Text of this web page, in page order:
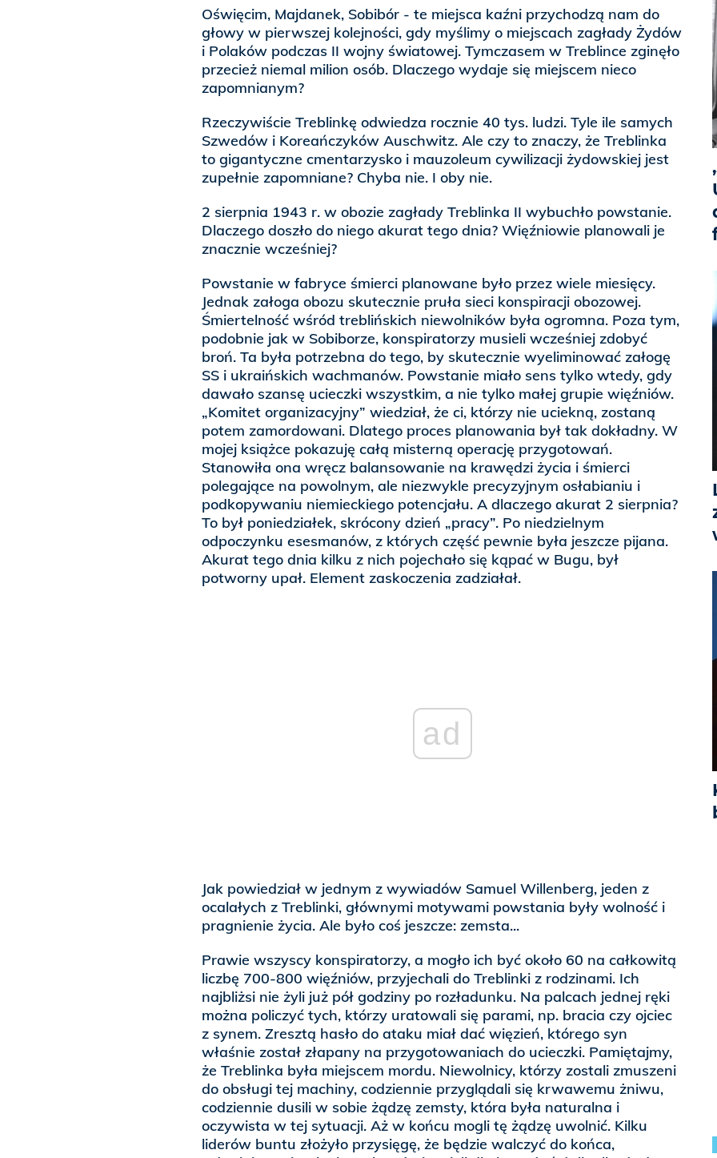
Oświęcim, Majdanek, Sobibór - te miejsca kaźni przychodzą nam do
głowy w pierwszej kolejności, gdy myślimy o miejscach zagłady Żydów
i Polaków podczas II wojny światowej. Tymczasem w Treblince zginęło
przecież niemal milion osób. Dlaczego wydaje się miejscem nieco
zapomnianym?
Rzeczywiście Treblinkę odwiedza rocznie 40 tys. ludzi. Tyle ile samych
Szwedów i Koreańczyków Auschwitz. Ale czy to znaczy, że Treblinka
to gigantyczne cmentarzysko i mauzoleum cywilizacji żydowskiej jest
zupełnie zapomniane? Chyba nie. I oby nie.
2 sierpnia 1943 r. w obozie zagłady Treblinka II wybuchło powstanie.
Dlaczego doszło do niego akurat tego dnia? Więźniowie planowali je
znacznie wcześniej?
Powstanie w fabryce śmierci planowane było przez wiele miesięcy.
Jednak załoga obozu skutecznie pruła sieci konspiracji obozowej.
Śmiertelność wśród treblińskich niewolników była ogromna. Poza tym,
podobnie jak w Sobiborze, konspiratorzy musieli wcześniej zdobyć
broń. Ta była potrzebna do tego, by skutecznie wyeliminować załogę
SS i ukraińskich wachmanów. Powstanie miało sens tylko wtedy, gdy
dawało szansę ucieczki wszystkim, a nie tylko małej grupie więźniów.
„Komitet organizacyjny” wiedział, że ci, którzy nie uciekną, zostaną
potem zamordowani. Dlatego proces planowania był tak dokładny. W
mojej książce pokazuję całą misterną operację przygotowań.
Stanowiła ona wręcz balansowanie na krawędzi życia i śmierci
polegające na powolnym, ale niezwykle precyzyjnym osłabianiu i
podkopywaniu niemieckiego potencjału. A dlaczego akurat 2 sierpnia?
To był poniedziałek, skrócony dzień „pracy”. Po niedzielnym
odpoczynku esesmanów, z których część pewnie była jeszcze pijana.
Akurat tego dnia kilku z nich pojechało się kąpać w Bugu, był
potworny upał. Element zaskoczenia zadziałał.
ad
Jak powiedział w jednym z wywiadów Samuel Willenberg, jeden z
ocalałych z Treblinki, głównymi motywami powstania były wolność i
pragnienie życia. Ale było coś jeszcze: zemsta...
Prawie wszyscy konspiratorzy, a mogło ich być około 60 na całkowitą
liczbę 700-800 więźniów, przyjechali do Treblinki z rodzinami. Ich
najbliżsi nie żyli już pół godziny po rozładunku. Na palcach jednej ręki
można policzyć tych, którzy uratowali się parami, np. bracia czy ojciec
z synem. Zresztą hasło do ataku miał dać więzień, którego syn
właśnie został złapany na przygotowaniach do ucieczki. Pamiętajmy,
że Treblinka była miejscem mordu. Niewolnicy, którzy zostali zmuszeni
do obsługi tej machiny, codziennie przyglądali się krwawemu żniwu,
codziennie dusili w sobie żądzę zemsty, która była naturalna i
oczywista w tej sytuacji. Aż w końcu mogli tę żądzę uwolnić. Kilku
liderów buntu złożyło przysięgę, że będzie walczyć do końca,